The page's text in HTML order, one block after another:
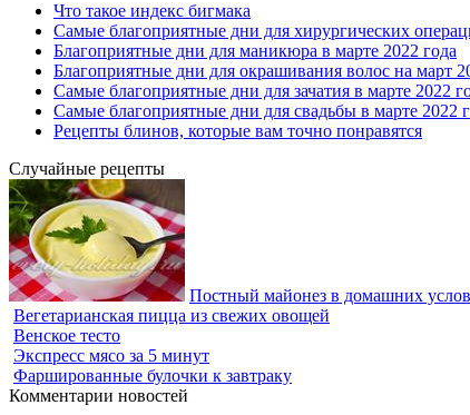
Что такое индекс бигмака
Самые благоприятные дни для хирургических
Благоприятные дни для маникюра в марте 2022 года
Благоприятные дни для окрашивания волос на март
Самые благоприятные дни для зачатия в марте 2022
Самые благоприятные дни для свадьбы в марте 2022
Рецепты блинов, которые вам точно понравятся
Случайные рецепты
Постный майонез в домашних
Вегетарианская пицца из свежих овощей
Венское тесто
Экспресс мясо за 5 минут
Фаршированные булочки к завтраку
Комментарии новостей